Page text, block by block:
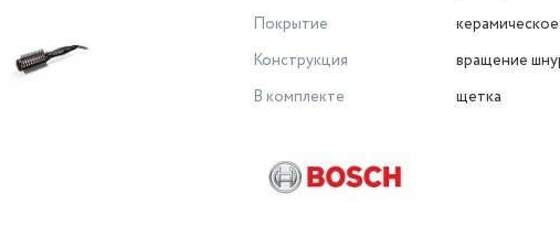
Покрытие
керамическое
Конструкция
вращение
В комплекте
щетка